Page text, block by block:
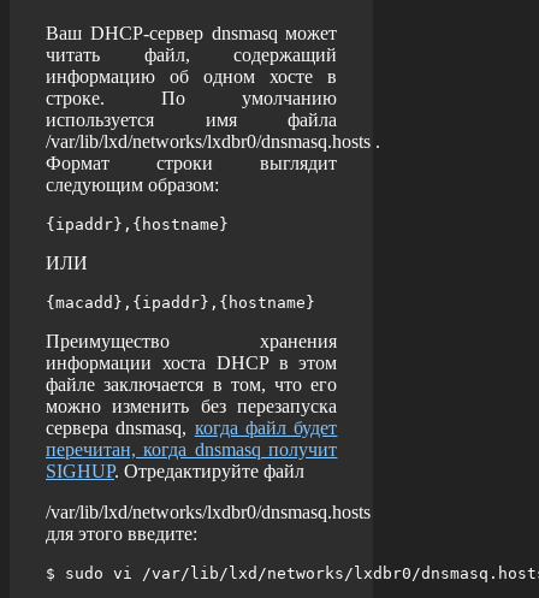
Ваш DHCP-сервер dnsmasq может
читать файл, содержащий
информацию об одном хосте в
строке. По умолчанию
используется имя файла
/var/lib/lxd/networks/lxdbr0/dnsmasq.hosts .
Формат строки выглядит
следующим образом:
{ipaddr},{hostname}
ИЛИ
{macadd},{ipaddr},{hostname}
Преимущество хранения
информации хоста DHCP в этом
файле заключается в том, что его
можно изменить без перезапуска
сервера dnsmasq, когда файл будет
перечитан, когда dnsmasq получит
SIGHUP. Отредактируйте файл
/var/lib/lxd/networks/lxdbr0/dnsmasq.hosts
для этого введите:
$ sudo vi /var/lib/lxd/networks/lxdbr0/